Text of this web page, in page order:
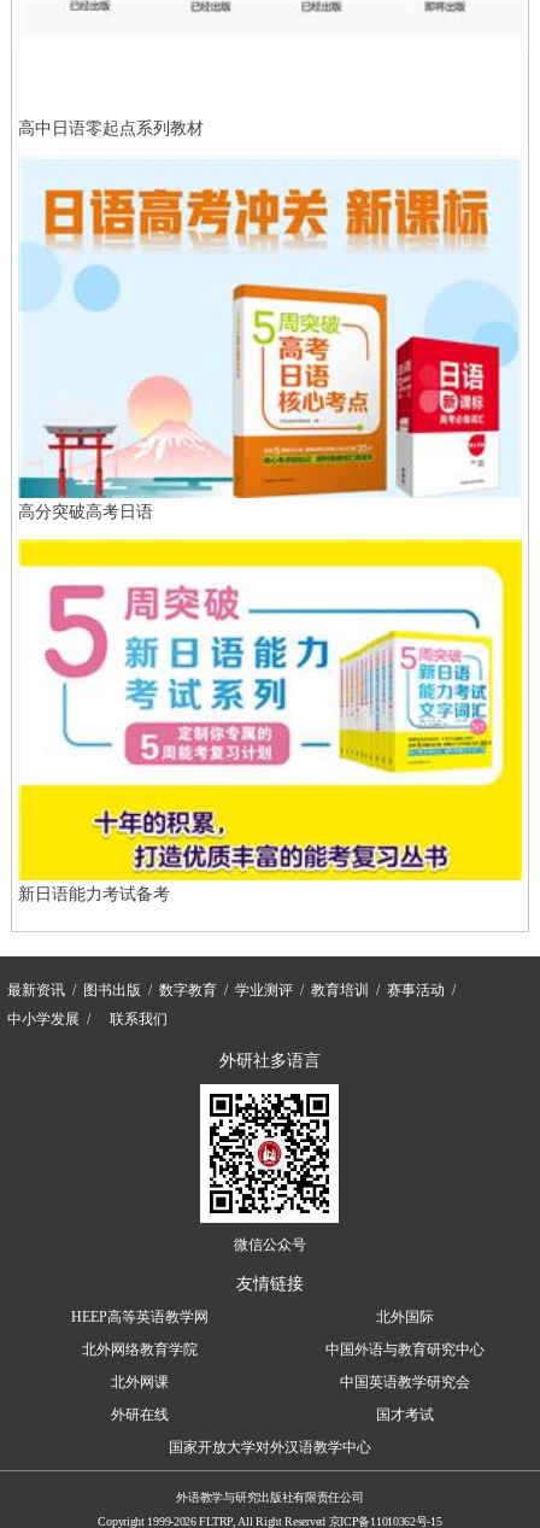
高中日语零起点系列教材
高分突破高考日语
新日语能力考试备考
最新资讯 图书出版 数字教育 学业测评 教育培训
赛事活动
中小学发展
联系我们
外研社多语言
微信公众号
友情链接
HEEP高等英语教学网
北外国际
北外网络教育学院
中国外语与教育研究中心
北外网课
中国英语教学研究会
外研在线
国才考试
国家开放大学对外汉语教学中心
外语教学与研究出版社有限责任公司
Copyright 1999-2026 FLTRP, All Right Reserved 京ICP备11010362号-15